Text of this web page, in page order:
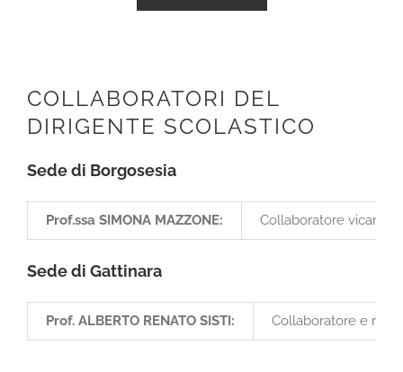
COLLABORATORI DEL
DIRIGENTE SCOLASTICO
Sede di Borgosesia
Prof.ssa SIMONA MAZZONE: Collaboratore vicario.
Sede di Gattinara
Prof. ALBERTO RENATO SISTI: Collaboratore e